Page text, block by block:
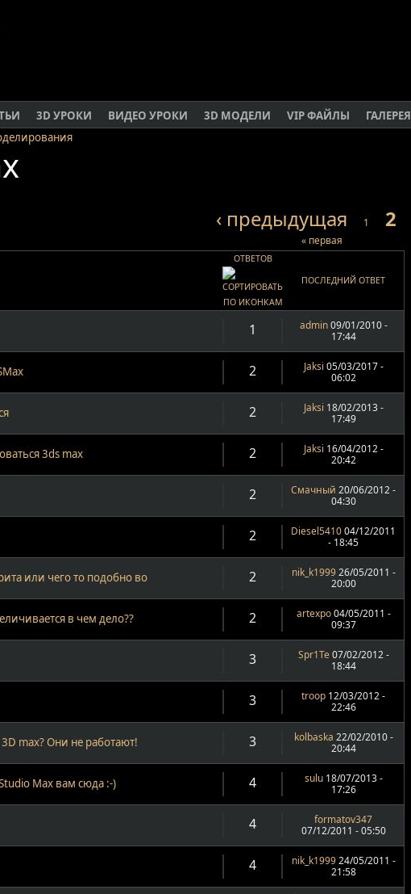
3D УРОКИ ВИДЕО УРОКИ 3D МОДЕЛИ VIP ФАЙЛЫ ГАЛЕРЕЯ
« первая
‹ предыдущая 1 2
ОТВЕТОВ
ПОСЛЕДНИЙ ОТВЕТ
1 admin09/01/2010 -
17:44
2 Jaksi 05/03/2017 -
06:02
2 Jaksi 18/02/2013 -
17:49
3ds max 2 Jaksi 16/04/2012 -
20:42
2 Смачный 20/06/2012 -
04:30
2 Diesel541004/12/2011
- 18:45
или чего то подобно во 2 nik_k199926/05/2011 -
20:00
в чем дело?? 2 artexpo04/05/2011 -
09:37
3 Spr1Te 07/02/2012 -
18:44
3 troop 12/03/2012 -
22:46
max? Они не работают! 3 kolbaska 22/02/2010 -
20:44
Max вам сюда :-) 4 sulu18/07/2013 -
17:26
4
formatov347
07/12/2011 - 05:50
4 nik_k199924/05/2011 -
21:58